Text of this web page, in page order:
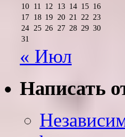
10 11 12 13 14 15 16
17 18 19 20 21 22 23
24 25 26 27 28 29 30
31
« Июл
Написать